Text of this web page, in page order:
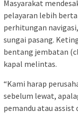
Masyarakat
pelayaran lebih
perhitungan
sungai pasang.
bentang jembatan
kapal melintas.
“Kami harap
sebelum lewat,
pemandu atau